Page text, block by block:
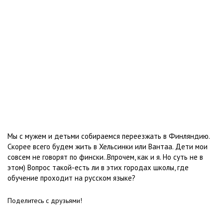
Мы с мужем и детьми собираемся переезжать в Финляндию.
Скорее всего будем жить в Хельсинки или Вантаа. Дети мои
совсем не говорят по фински..Впрочем, как и я. Но суть не в
этом) Вопрос такой-есть ли в этих городах школы, где
обучение проходит на русском языке?
Поделитесь с друзьями!